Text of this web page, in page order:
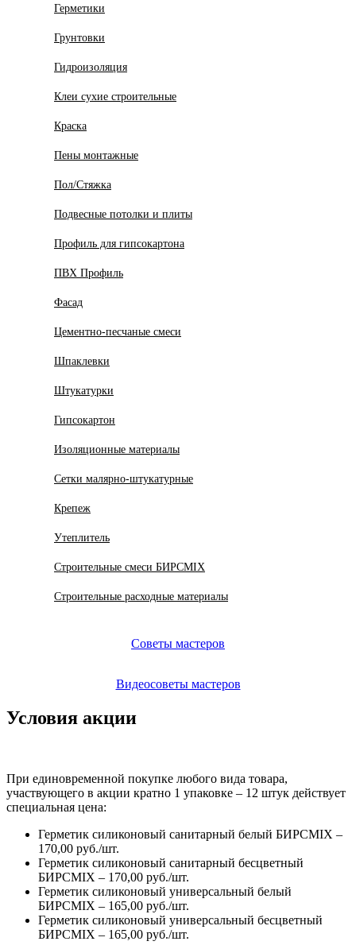
Герметики
Грунтовки
Гидроизоляция
Клеи сухие строительные
Краска
Пены монтажные
Пол/Стяжка
Подвесные потолки и плиты
Профиль для гипсокартона
ПВХ Профиль
Фасад
Цементно-песчаные смеси
Шпаклевки
Штукатурки
Гипсокартон
Изоляционные материалы
Сетки малярно-штукатурные
Крепеж
Утеплитель
Строительные смеси БИРСMIX
Строительные расходные материалы
Советы мастеров
Видеосоветы мастеров
Условия акции
При единовременной покупке любого вида товара,
участвующего в акции кратно 1 упаковке – 12 штук действует
специальная цена:
Герметик силиконовый санитарный белый БИРСMIX –
170,00 руб./шт.
Герметик силиконовый санитарный бесцветный
БИРСMIX – 170,00 руб./шт.
Герметик силиконовый универсальный белый
БИРСMIX – 165,00 руб./шт.
Герметик силиконовый универсальный бесцветный
БИРСMIX – 165,00 руб./шт.